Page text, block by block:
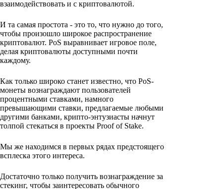
взаимодействовать и с криптовалютой.
И та самая простота - это то, что нужно до того,
чтобы произошло широкое распространение
криптовалют. PoS выравнивает игровое поле,
делая криптовалюты доступными почти
каждому.
Как только широко станет известно, что PoS-
монеты вознаграждают пользователей
процентными ставками, намного
превышающими ставки, предлагаемые любыми
другими банками, крипто-энтузиасты начнут
толпой стекаться в проекты Proof of Stake.
Мы же находимся в первых рядах предстоящего
всплеска этого интереса.
Достаточно только получить вознаграждение за
стекинг, чтобы заинтересовать обычного